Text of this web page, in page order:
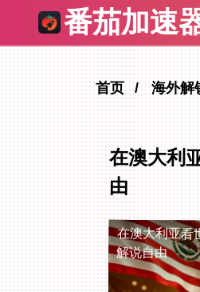
番茄加速
首页 海外解
在澳大利
由
在澳大利亚看
解说自由